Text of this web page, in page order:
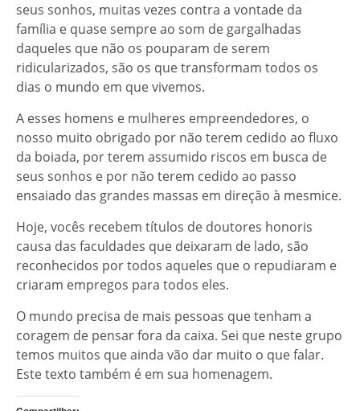
seus sonhos, muitas vezes contra a vontade da
família e quase sempre ao som de gargalhadas
daqueles que não os pouparam de serem
ridicularizados, são os que transformam todos os
dias o mundo em que vivemos.
A esses homens e mulheres empreendedores, o
nosso muito obrigado por não terem cedido ao fluxo
da boiada, por terem assumido riscos em busca de
seus sonhos e por não terem cedido ao passo
ensaiado das grandes massas em direção à mesmice.
Hoje, vocês recebem títulos de doutores honoris
causa das faculdades que deixaram de lado, são
reconhecidos por todos aqueles que o repudiaram e
criaram empregos para todos eles.
O mundo precisa de mais pessoas que tenham a
coragem de pensar fora da caixa. Sei que neste grupo
temos muitos que ainda vão dar muito o que falar.
Este texto também é em sua homenagem.